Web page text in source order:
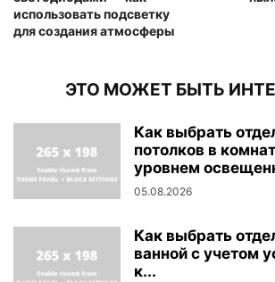
использовать подсветку
для создания атмосферы
ЭТО МОЖЕТ БЫТЬ
Как выбрать
потолков в
уровнем
05.08.2026
Как выбрать
ванной с учетом
к...